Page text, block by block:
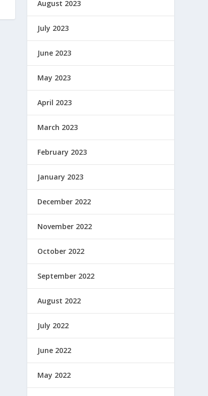
August 2023
July 2023
June 2023
May 2023
April 2023
March 2023
February 2023
January 2023
December 2022
November 2022
October 2022
September 2022
August 2022
July 2022
June 2022
May 2022